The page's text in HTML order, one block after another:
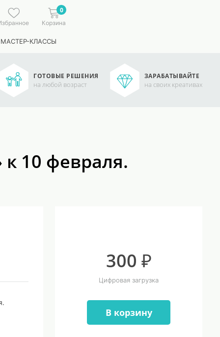
0
Корзина
КЛАССЫ
ГОТОВЫЕ РЕШЕНИЯ
на любой возраст
ЗАРАБАТЫВАЙТЕ
на своих креативах
10 февраля.
300 ₽
Цифровая загрузка
В корзину